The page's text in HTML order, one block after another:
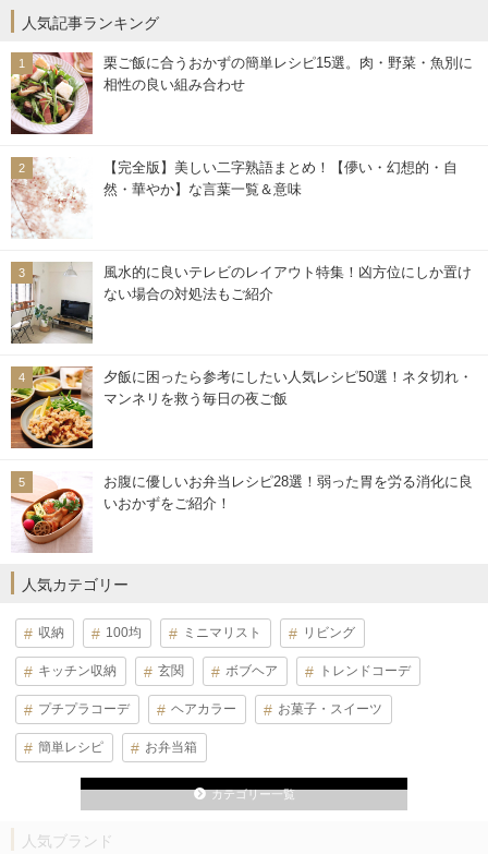
人気記事ランキング
栗ご飯に合うおかずの簡単レシピ15選。肉・野菜・魚別に
相性の良い組み合わせ
【完全版】美しい二字熟語まとめ！【儚い・幻想的・自
然・華やか】な言葉一覧＆意味
風水的に良いテレビのレイアウト特集！凶方位にしか置け
ない場合の対処法もご紹介
夕飯に困ったら参考にしたい人気レシピ50選！ネタ切れ・
マンネリを救う毎日の夜ご飯
お腹に優しいお弁当レシピ28選！弱った胃を労る消化に良
いおかずをご紹介！
人気カテゴリー
収納 100均 ミニマリスト リビング
キッチン収納 玄関 ボブヘア トレンドコーデ
プチプラコーデ ヘアカラー お菓子・スイーツ
簡単レシピ お弁当箱
カテゴリー一覧
人気ブランド